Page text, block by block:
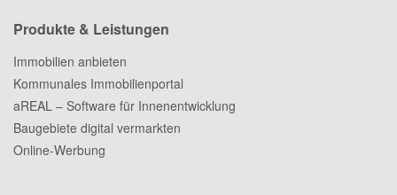
Produkte & Leistungen
Immobilien anbieten
Kommunales Immobilienportal
aREAL – Software für Innenentwicklung
Baugebiete digital vermarkten
Online-Werbung